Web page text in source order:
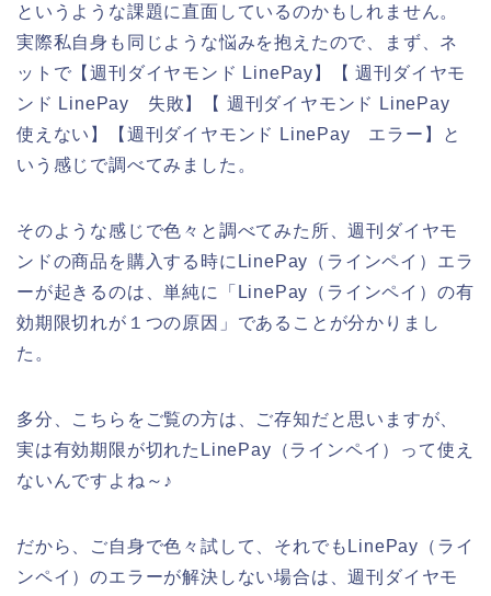
というような課題に直面しているのかもしれません。
実際私自身も同じような悩みを抱えたので、まず、ネ
ットで【週刊ダイヤモンド LinePay】【 週刊ダイヤモ
ンド LinePay 失敗】【 週刊ダイヤモンド LinePay
使えない】【週刊ダイヤモンド LinePay エラー】と
いう感じで調べてみました。
そのような感じで色々と調べてみた所、週刊ダイヤモ
ンドの商品を購入する時にLinePay（ラインペイ）エラ
ーが起きるのは、単純に「LinePay（ラインペイ）の有
効期限切れが１つの原因」であることが分かりまし
た。
多分、こちらをご覧の方は、ご存知だと思いますが、
実は有効期限が切れたLinePay（ラインペイ）って使え
ないんですよね～♪
だから、ご自身で色々試して、それでもLinePay（ライ
ンペイ）のエラーが解決しない場合は、週刊ダイヤモ